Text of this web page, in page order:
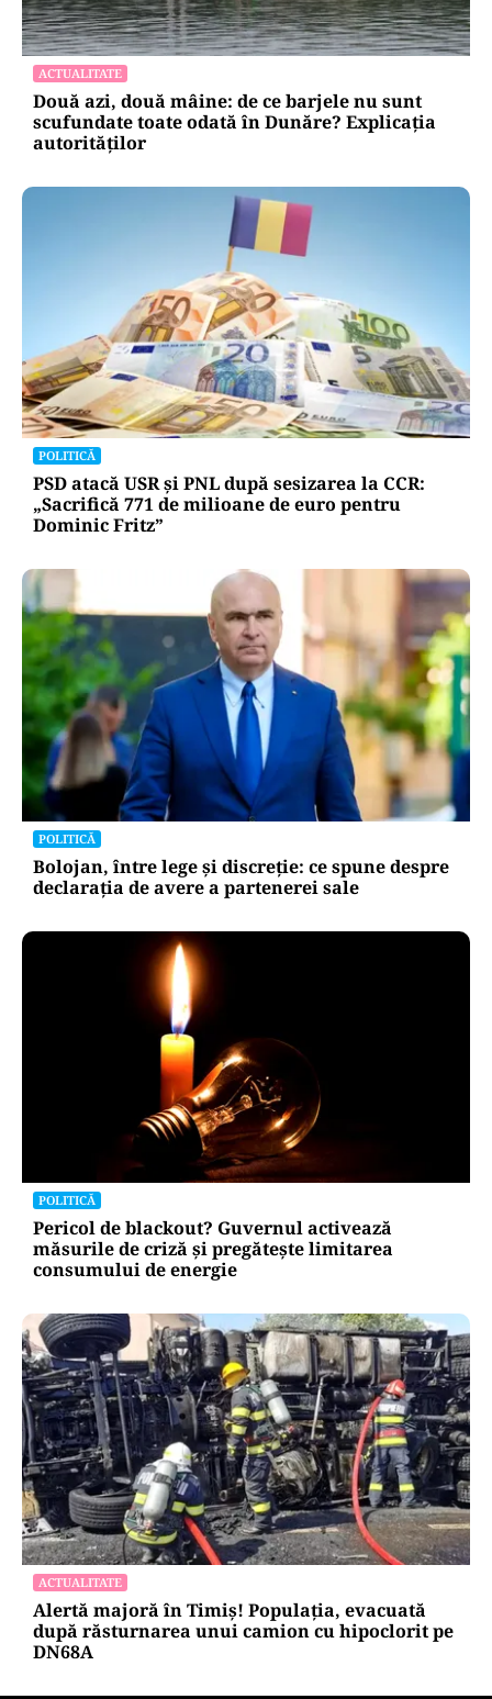
ACTUALITATE
Două azi, două mâine: de ce barjele nu sunt
scufundate toate odată în Dunăre? Explicația
autorităților
POLITICĂ
PSD atacă USR și PNL după sesizarea la CCR:
„Sacrifică 771 de milioane de euro pentru
Dominic Fritz”
POLITICĂ
Bolojan, între lege și discreție: ce spune despre
declarația de avere a partenerei sale
POLITICĂ
Pericol de blackout? Guvernul activează
măsurile de criză și pregătește limitarea
consumului de energie
ACTUALITATE
Alertă majoră în Timiș! Populația, evacuată
după răsturnarea unui camion cu hipoclorit pe
DN68A